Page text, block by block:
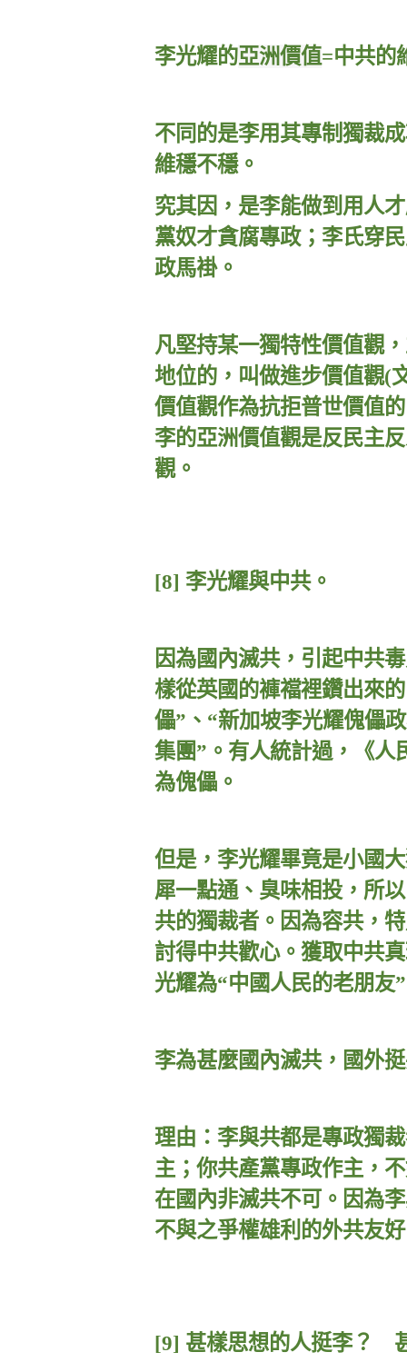
李光耀的亞洲價值=中共的
不同的是李用其專制獨裁
維穩不穩。
究其因，是李能做到用人
黨奴才貪腐專政；李氏穿
政馬褂。
凡堅持某一獨特性價值觀，
地位的，叫做進步價值觀(
價值觀作為抗拒普世價值
李的亞洲價值觀是反民主
觀。
[8] 李光耀與中共。
因為國內滅共，引起中共
樣從英國的褲襠裡鑽出來
儡”、“新加坡李光耀傀儡
集團”。有人統計過，《人
為傀儡。
但是，李光耀畢竟是小國
犀一點通、臭味相投，所
共的獨裁者。因為容共，
討得中共歡心。獲取中共
光耀為“中國人民的老朋友
李為甚麼國內滅共，國外
理由：李與共都是專政獨
主；你共產黨專政作主，
在國內非滅共不可。因為
不與之爭權雄利的外共友
[9] 甚樣思想的人挺李？